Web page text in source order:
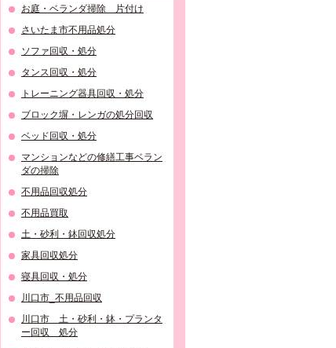
お庭・ベランダ掃除 片付け
さいたま市不用品処分
ソファ回収・処分
タンス回収・処分
トレーニング器具回収・処分
ブロック塀・レンガの処分回収
ベッド回収・処分
マンションなどの修繕工事ベラン
ダの掃除
不用品回収処分
不用品買取
土・砂利・鉢回収処分
家具回収処分
寝具回収・処分
川口市_不用品回収
川口市 土・砂利・鉢・プランタ
ー回収 処分